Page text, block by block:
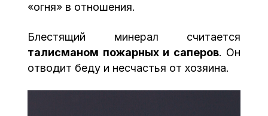
«огня» в отношения.
Блестящий минерал считается
талисманом пожарных и саперов. Он
отводит беду и несчастья от хозяина.